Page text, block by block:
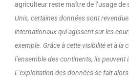
agriculteur reste maître de l’usage de
Unis, certaines données sont
internationaux qui agissent sur les
exemple. Grâce à cette visibilité et à la
l’ensemble des continents, ils peuvent
L’exploitation des données se fait